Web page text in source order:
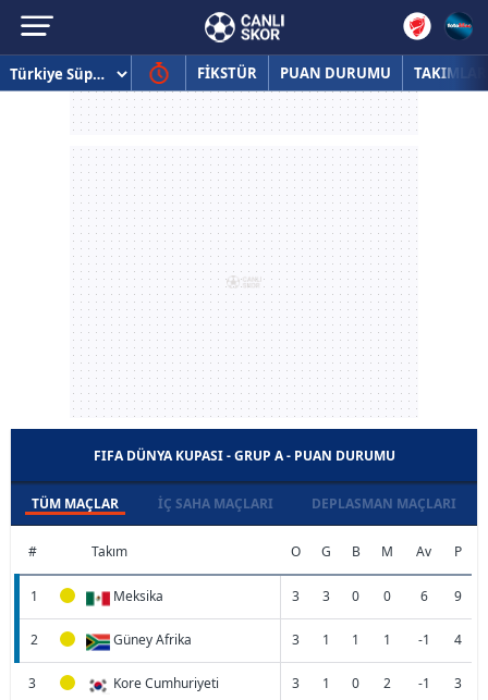
FİKSTÜR PUAN DURUMU TAKIMLAR
FIFA DÜNYA KUPASI - GRUP A - PUAN DURUMU
TÜM MAÇLAR İÇ SAHA MAÇLARI DEPLASMAN MAÇLARI
# Takım O G B M Av P
1 Meksika 3 3 0 0 6 9
2 Güney Afrika 3 1 1 1 -1 4
3 Kore Cumhuriyeti 3 1 0 2 -1 3